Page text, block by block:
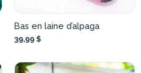
Bas en laine d’alpaga
39,99 $